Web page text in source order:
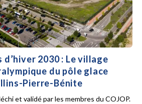
2030 : Le village
du pôle glace
Pierre-Bénite
et validé par les membres du COJOP.